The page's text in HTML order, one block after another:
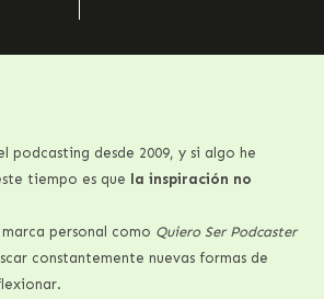
podcasting desde 2009, y si algo he
tiempo es que
la inspiración no
personal como Quiero Ser Podcaster
constantemente nuevas formas de